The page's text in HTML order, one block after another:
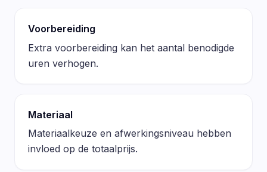
Voorbereiding
Extra voorbereiding kan het aantal benodigde
uren verhogen.
Materiaal
Materiaalkeuze en afwerkingsniveau hebben
invloed op de totaalprijs.